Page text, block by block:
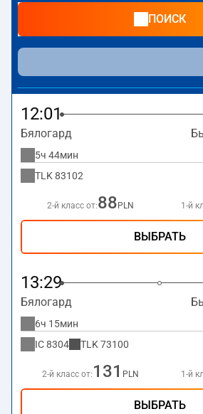
предлагает прямой поезд
. По маршруту
Клучборскатакже курсируют
предлагают более низкую цену
более долгое время в пути. Поезд заканчивает маршрут
на станции Бычина-Клучборска.
ПОИСК
12:01
Бялогард
5ч 44мин
TLK 83102
2-й класс от:88 PLN 1-й
ВЫБРАТЬ
13:29
Бялогард
6ч 15мин
IC8304 TLK 73100
2-й класс от: 131 PLN 1-й
ВЫБРАТЬ